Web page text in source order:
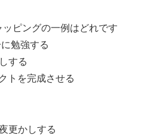
ッピングの一例はどれです
勉強する
する
トを完成させる
更かしする